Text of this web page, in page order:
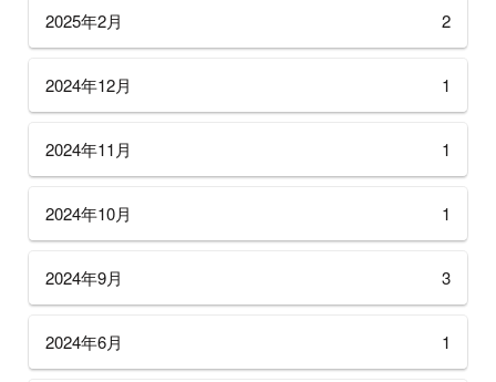
2025年2月 2
2024年12月 1
2024年11月 1
2024年10月 1
2024年9月 3
2024年6月 1